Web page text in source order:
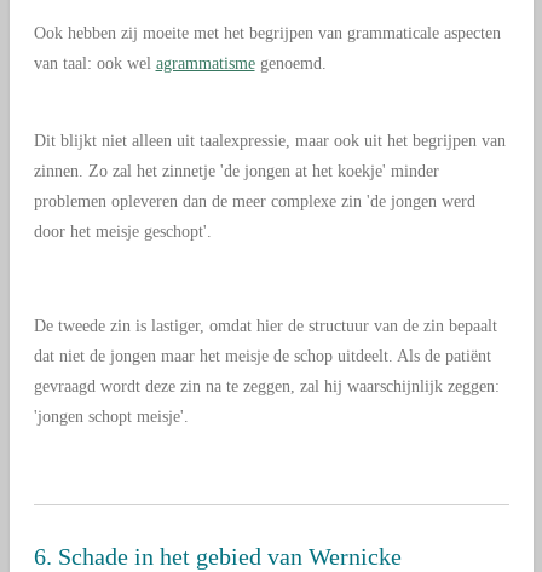
Ook hebben zij moeite met het begrijpen van grammaticale aspecten
van taal: ook wel agrammatismegenoemd.
Dit blijkt niet alleen uit taalexpressie, maar ook uit het begrijpen van
zinnen. Zo zal het zinnetje 'de jongen at het koekje' minder
problemen opleveren dan de meer complexe zin 'de jongen werd
door het meisje geschopt'.
De tweede zin is lastiger, omdat hier de structuur van de zin bepaalt
dat niet de jongen maar het meisje de schop uitdeelt. Als de patiënt
gevraagd wordt deze zin na te zeggen, zal hij waarschijnlijk zeggen:
'jongen schopt meisje'.
6. Schade in het gebied van Wernicke